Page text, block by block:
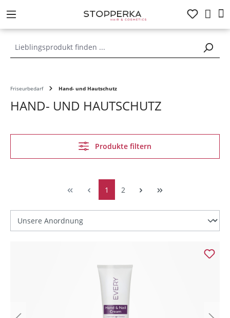
springen
Friseurbedarf Hand- und Hautschutz
HAND- UND HAUTSCHUTZ
Produkte filtern
1 2